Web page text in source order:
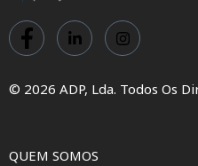
© 2026 ADP, Lda. Todos Os
QUEM SOMOS